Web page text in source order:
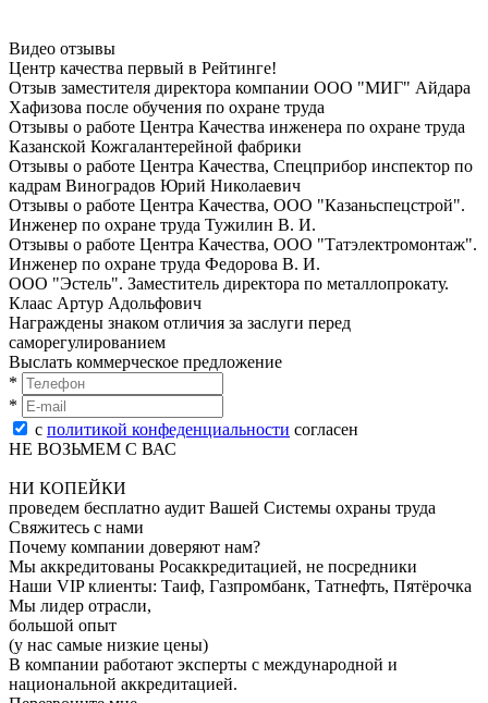
Видео отзывы
Центр качества первый в Рейтинге!
Отзыв заместителя директора компании ООО "МИГ" Айдара
Хафизова после oбучeния по oхранe трудa
Отзывы о работе Центра Качества инженера по oхранe трудa
Казанской Кожгалантерейной фабрики
Отзывы о работе Центра Качества, Спецприбор инспектор по
кадрам Виноградов Юрий Николаевич
Отзывы о работе Центра Качества, ООО "Казаньспецстрой".
Инженер по oхранe трудa Тужилин В. И.
Отзывы о работе Центра Качества, ООО "Татэлектромонтаж".
Инженер по oхранe трудa Федорова В. И.
ООО "Эстель". Заместитель директора по металлопрокату.
Клаас Артур Адольфович
Награждены знаком отличия за заслуги перед
саморегулированием
Выслать коммерческое предложение
*
*
с политикой конфеденциальности согласен
НЕ ВОЗЬМЕМ С ВАС
НИ КОПЕЙКИ
проведем бесплатно аудит Вашей Системы охраны труда
Свяжитесь с нами
Почему компании доверяют нам?
Мы аккредитованы Росаккредитацией, не посредники
Наши VIP клиенты: Таиф, Газпромбанк, Татнефть, Пятёрочка
Мы лидер отрасли,
большой опыт
(у нас самые низкие цены)
В компании работают эксперты с международной и
национальной аккредитацией.